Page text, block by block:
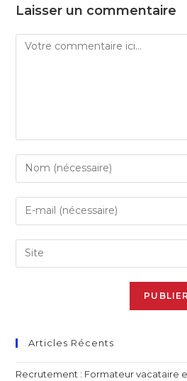
Laisser un commentaire
Articles Récents
Recrutement : Formateur vacataire